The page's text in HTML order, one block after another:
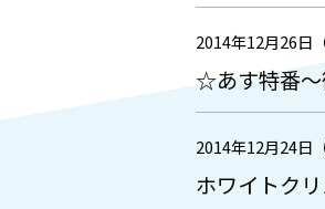
2014年12月26日（
☆あす特番
2014年12月24日（
ホワイトク